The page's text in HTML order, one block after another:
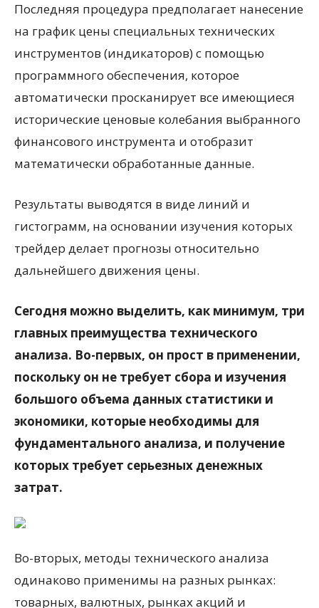
Последняя процедура предполагает нанесение
на график цены специальных технических
инструментов (индикаторов) с помощью
программного обеспечения, которое
автоматически просканирует все имеющиеся
исторические ценовые колебания выбранного
финансового инструмента и отобразит
математически обработанные данные.
Результаты выводятся в виде линий и
гистограмм, на основании изучения которых
трейдер делает прогнозы относительно
дальнейшего движения цены.
Сегодня можно выделить, как минимум, три
главных преимущества технического
анализа. Во-первых, он прост в применении,
поскольку он не требует сбора и изучения
большого объема данных статистики и
экономики, которые необходимы для
фундаментального анализа, и получение
которых требует серьезных денежных
затрат.
Во-вторых, методы технического анализа
одинаково применимы на разных рынках:
товарных, валютных, рынках акций и